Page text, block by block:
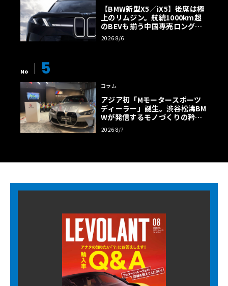
【BMW新型X5／iX5】後席は極
上のリムジン。航続1000km超
のBEVも揃う中国専売ロング仕
様の全貌
2026 8/6
No 5
コラム
アジア初「Mモータースポーツ
ディーラー」誕生。渋谷松濤BM
Wが発信するモノづくりの矜持
【木下隆之コラム】
2026 8/7